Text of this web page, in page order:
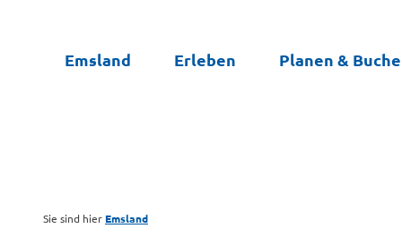
Emsland Erleben Planen &
Sie sind hier Emsland